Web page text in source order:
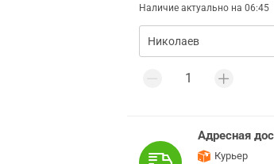
Наличие актуально на 06:45
Адресная
Курьер